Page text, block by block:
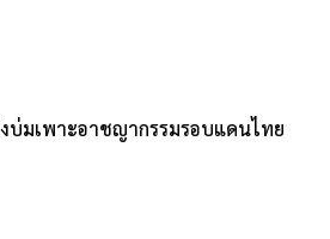
บ่มเพาะอาชญากรรมรอบแดนไทย